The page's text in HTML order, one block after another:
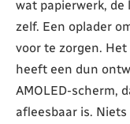
wat papierwerk,
zelf. Een oplader
voor te zorgen.
heeft een dun
AMOLED-scherm,
afleesbaar is.